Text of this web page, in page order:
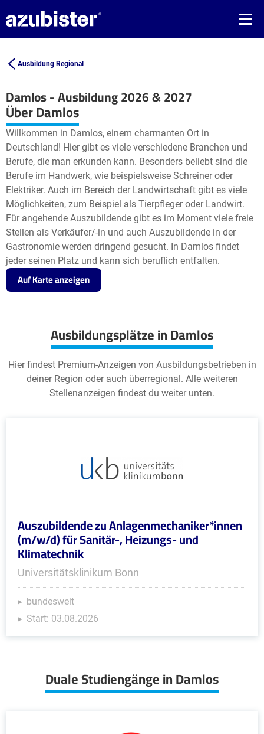
Ausbildung Regional
Damlos - Ausbildung 2026 & 2027
+
−
Leaflet| ©OpenStreetMap2
Über Damlos
Willkommen in Damlos, einem charmanten Ort in
Deutschland! Hier gibt es viele verschiedene Branchen und
Berufe, die man erkunden kann. Besonders beliebt sind die
Berufe im Handwerk, wie beispielsweise Schreiner oder
Elektriker. Auch im Bereich der Landwirtschaft gibt es viele
Möglichkeiten, zum Beispiel als Tierpfleger oder Landwirt.
Für angehende Auszubildende gibt es im Moment viele freie
Stellen als Verkäufer/-in und auch Auszubildende in der
Gastronomie werden dringend gesucht. In Damlos findet
jeder seinen Platz und kann sich beruflich entfalten.
Auf Karte anzeigen
Ausbildungsplätze in Damlos
Hier findest Premium-Anzeigen von Ausbildungsbetrieben in
deiner Region oder auch überregional. Alle weiteren
Stellenanzeigen findest du weiter unten.
Auszubildende zu Anlagenmechaniker*innen
(m/w/d) für Sanitär-, Heizungs- und
Klimatechnik
Universitätsklinikum Bonn
bundesweit
Start: 03.08.2026
Duale Studiengänge in Damlos